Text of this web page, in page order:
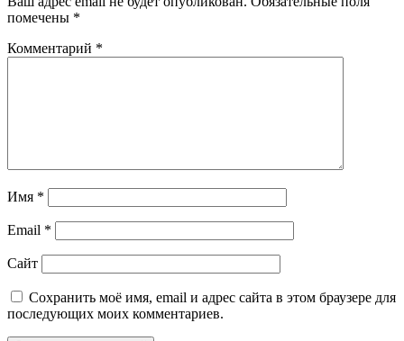
помечены *
Комментарий *
Имя *
Email *
Сайт
Сохранить моё имя, email и адрес сайта в этом браузере для
последующих моих комментариев.